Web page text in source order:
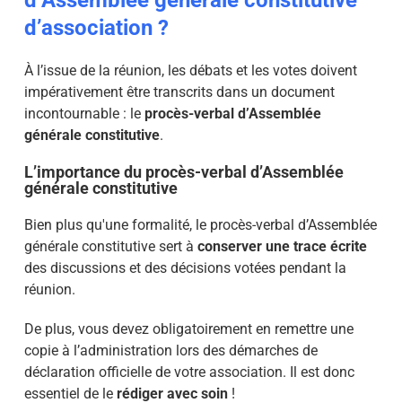
d’association ?
À l’issue de la réunion, les débats et les votes doivent
impérativement être transcrits dans un document
incontournable : le procès-verbal d’Assemblée
générale constitutive.
L’importance du procès-verbal d’Assemblée
générale constitutive
Bien plus qu'une formalité, le procès-verbal d’Assemblée
générale constitutive sert à conserver une trace écrite
des discussions et des décisions votées pendant la
réunion.
De plus, vous devez obligatoirement en remettre une
copie à l’administration lors des démarches de
déclaration officielle de votre association. Il est donc
essentiel de le rédiger avec soin!